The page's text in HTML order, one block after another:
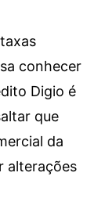
conhecer
Digio é
que
da
alterações